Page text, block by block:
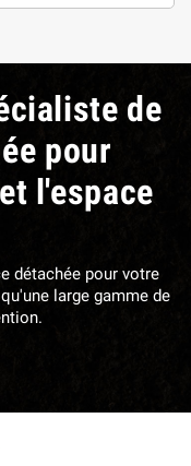
de
pour
l'espace
détachée pour votre
large gamme de